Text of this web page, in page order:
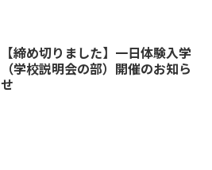
【締め切りました】一日体験入学
（学校説明会の部）開催のお知ら
せ